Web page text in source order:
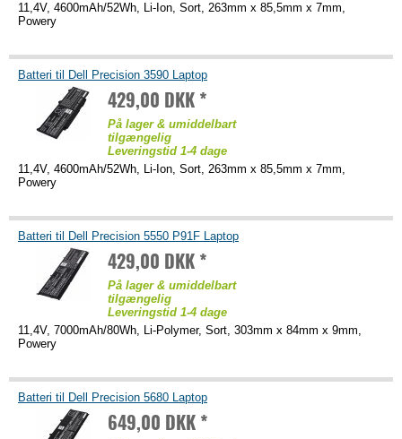
11,4V, 4600mAh/52Wh, Li-Ion, Sort, 263mm x 85,5mm x 7mm,
Powery
Batteri til Dell Precision 3590 Laptop
429,00 DKK *
På lager & umiddelbart
tilgængelig
Leveringstid 1-4 dage
11,4V, 4600mAh/52Wh, Li-Ion, Sort, 263mm x 85,5mm x 7mm,
Powery
Batteri til Dell Precision 5550 P91F Laptop
429,00 DKK *
På lager & umiddelbart
tilgængelig
Leveringstid 1-4 dage
11,4V, 7000mAh/80Wh, Li-Polymer, Sort, 303mm x 84mm x 9mm,
Powery
Batteri til Dell Precision 5680 Laptop
649,00 DKK *